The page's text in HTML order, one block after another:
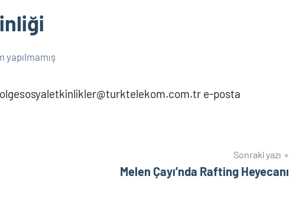
yapılmamış
e-posta
Sonraki yazı
Melen Çayı’nda Rafting Heyecanı